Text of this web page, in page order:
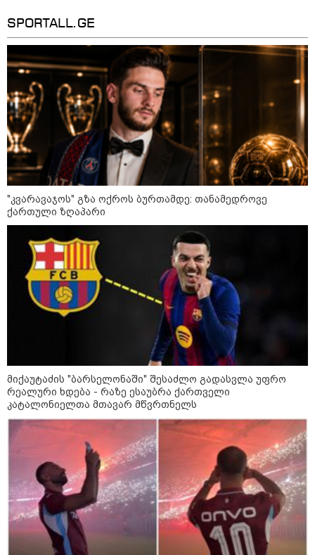
"რაკეტები ჩვენც გვჭირდება" - დონალდ
ტრამპი უკრაინისთვის Patriot-ის
რაკეტების გაგზავნაზე
13:24 / 07-08-2026
ევროპაში საწვავის ფასები
მკვეთრად შეიცვალა - რომელ
ქვეყნებშია ბენზინი ყველაზე
ძვირი და ყველაზე იაფი
09:05 / 07-08-2026
მკვლელობა პირდაპირ ეთერში:
ცნობილ "ტიკტოკერს" ლაივის
დროს ესროლეს, ის ადგილზე
გარდაიცვალა - რას ამბობს
მომხდარზე მექსიკის პოლიცია
23:15 / 06-08-2026
“არ მინდა, ბაიდენივით
სცენიდან გადავარდეს“ -
დონალდ ტრამპის სიტყვით
გამოსვლისას დამსწრეები
სახალისო შემთხვევის მოწმენი
გახდნენ
10:52 / 06-08-2026
ვაშინგტონს რაკეტების
დეფიციტი აქვს? - მედიის
ცნობით, დონალდ ტრამპი პიტ
ჰეგსეთს დაუპირისპირდა:
დეტალები
SPORTALL.GE
"კვარავაჯოს" გზა ოქროს ბურთამდე: თანამედროვე
ქართული ზღაპარი
მიქაუტაძის "ბარსელონაში" შესაძლო გადასვლა უფრო
რეალური ხდება - რაზე ესაუბრა ქართველი
კატალონიელთა მთავარ მწვრთნელს